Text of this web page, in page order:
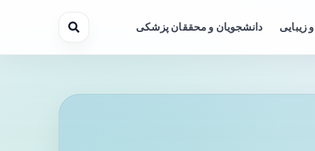
زیبایی دانشجویان و محققان پزشکی